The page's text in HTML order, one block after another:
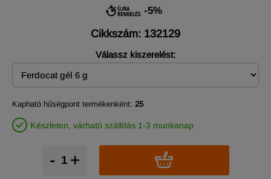
-5%
Cikkszám: 132129
Válassz kiszerelést:
Kapható hűségpont termékenként: 25
Készleten, várható szállítás 1-3 munkanap
+
-